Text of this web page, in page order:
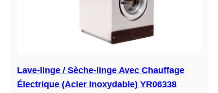
Lave-linge / Sèche-linge Avec Chauffage
Électrique (Acier Inoxydable) YR06338